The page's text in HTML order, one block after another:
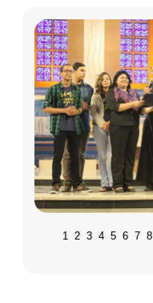
1 2 3 4 5 6 7 8